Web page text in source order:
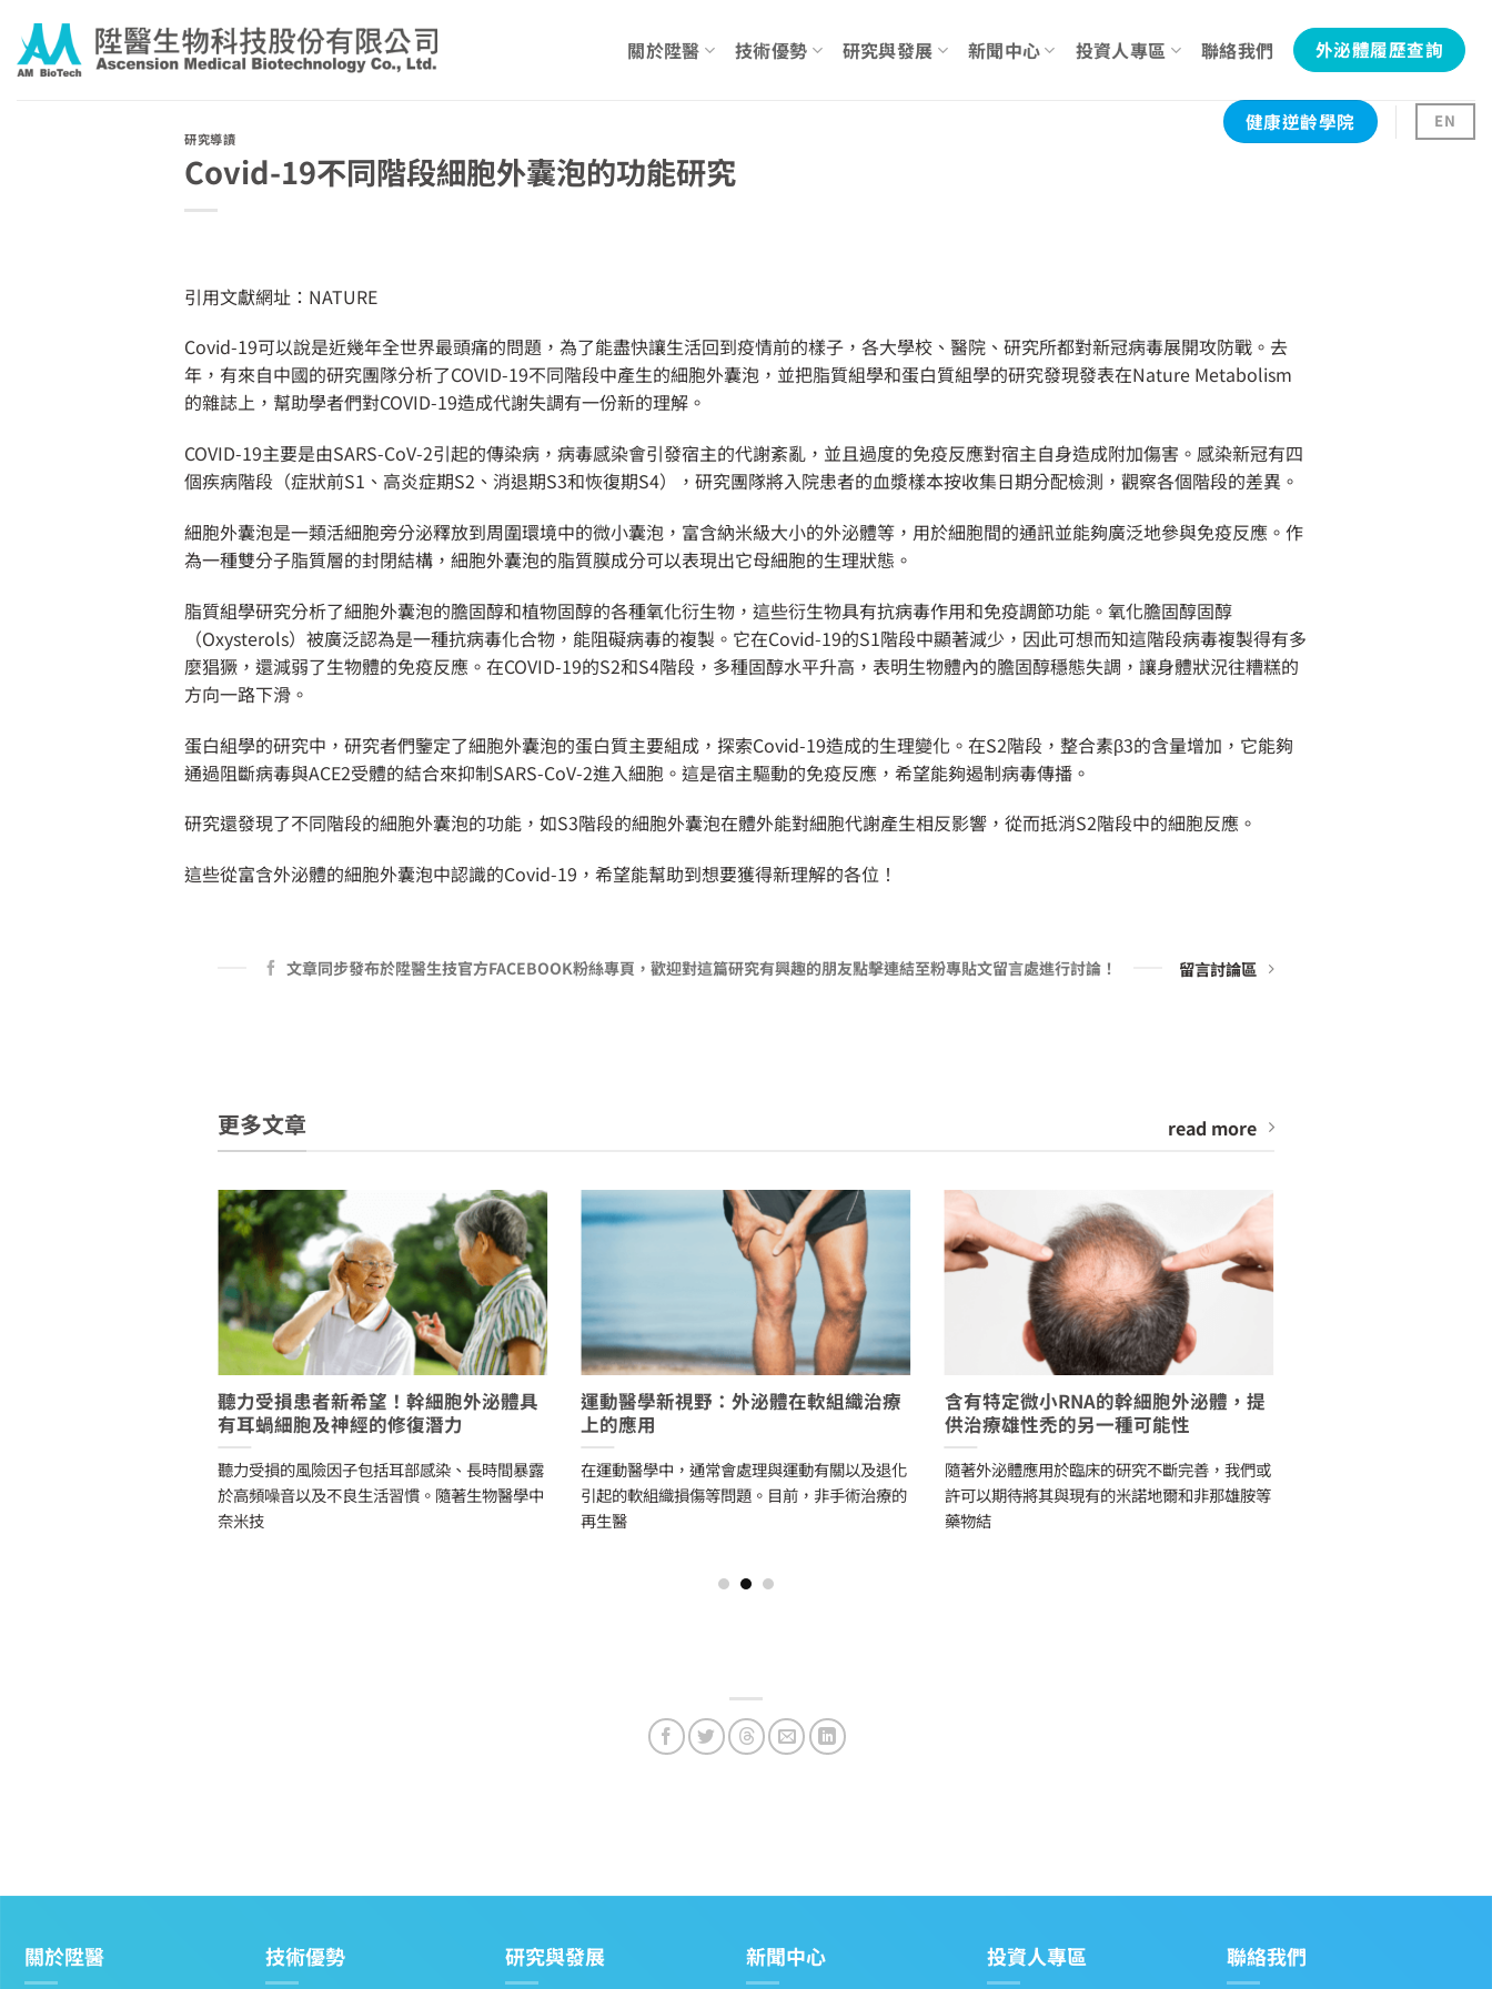
content
關於陞醫 技術優勢 研究與發展 新聞中心 投資人專區 聯絡我們 外泌體履歷查詢
健康逆齡學院 EN
研究導讀
Covid-19不同階段細胞外囊泡的功能研究
引用文獻網址： NATURE
Covid-19可以說是近幾年全世界最頭痛的問題，為了能盡快讓生活回到疫情前的樣子，各大學校、醫院、研究所都對新冠病毒展開攻防戰。去
年，有來自中國的研究團隊分析了COVID-19不同階段中產生的細胞外囊泡，並把脂質組學和蛋白質組學的研究發現發表在Nature Metabolism
的雜誌上，幫助學者們對COVID-19造成代謝失調有一份新的理解。
COVID-19主要是由SARS-CoV-2引起的傳染病，病毒感染會引發宿主的代謝紊亂，並且過度的免疫反應對宿主自身造成附加傷害。感染新冠有四
個疾病階段（症狀前S1、高炎症期S2、消退期S3和恢復期S4），研究團隊將入院患者的血漿樣本按收集日期分配檢測，觀察各個階段的差異。
細胞外囊泡是一類活細胞旁分泌釋放到周圍環境中的微小囊泡，富含納米級大小的外泌體等，用於細胞間的通訊並能夠廣泛地參與免疫反應。作
為一種雙分子脂質層的封閉結構，細胞外囊泡的脂質膜成分可以表現出它母細胞的生理狀態。
脂質組學研究分析了細胞外囊泡的膽固醇和植物固醇的各種氧化衍生物，這些衍生物具有抗病毒作用和免疫調節功能。氧化膽固醇固醇
（Oxysterols）被廣泛認為是一種抗病毒化合物，能阻礙病毒的複製。它在Covid-19的S1階段中顯著減少，因此可想而知這階段病毒複製得有多
麼猖獗，還減弱了生物體的免疫反應。在COVID-19的S2和S4階段，多種固醇水平升高，表明生物體內的膽固醇穩態失調，讓身體狀況往糟糕的
方向一路下滑。
蛋白組學的研究中，研究者們鑒定了細胞外囊泡的蛋白質主要組成，探索Covid-19造成的生理變化。在S2階段，整合素β3的含量增加，它能夠
通過阻斷病毒與ACE2受體的結合來抑制SARS-CoV-2進入細胞。這是宿主驅動的免疫反應，希望能夠遏制病毒傳播。
研究還發現了不同階段的細胞外囊泡的功能，如S3階段的細胞外囊泡在體外能對細胞代謝產生相反影響，從而抵消S2階段中的細胞反應。
這些從富含外泌體的細胞外囊泡中認識的Covid-19，希望能幫助到想要獲得新理解的各位！
文章同步發布於陞醫生技官方FACEBOOK粉絲專頁，歡迎對這篇研究有興趣的朋友點擊連結至粉專貼文留言處進行討論！ 留言討論區
更多文章 read more
聽力受損患者新希望！幹細胞外泌體具
有耳蝸細胞及神經的修復潛力
聽力受損的風險因子包括耳部感染、長時間暴露
於高頻噪音以及不良生活習慣。隨著生物醫學中
奈米技
運動醫學新視野：外泌體在軟組織治療
上的應用
在運動醫學中，通常會處理與運動有關以及退化
引起的軟組織損傷等問題。目前，非手術治療的
再生醫
含有特定微小RNA的幹細胞外泌體，提
供治療雄性禿的另一種可能性
隨著外泌體應用於臨床的研究不斷完善，我們或
許可以期待將其與現有的米諾地爾和非那雄胺等
藥物結
關於陞醫 技術優勢 研究與發展 新聞中心 投資人專區 聯絡我們